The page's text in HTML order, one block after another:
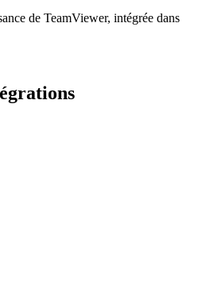
de TeamViewer, intégrée dans